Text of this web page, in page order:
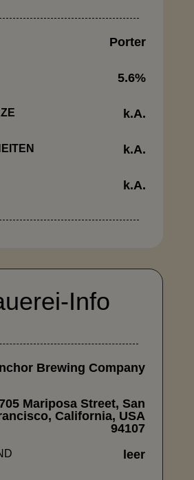
Porter
5.6%
k.A.
k.A.
k.A.
Info
Brewing Company
Mariposa Street, San
California, USA
94107
leer